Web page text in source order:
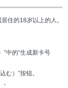
住的18岁以上的人。
中的“生成新卡号
む）”按钮。